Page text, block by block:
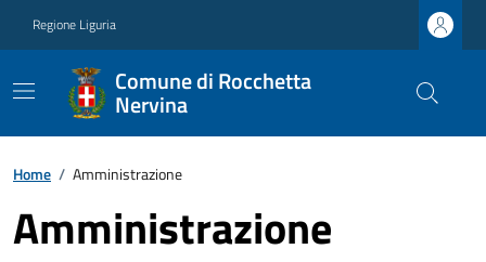
Regione Liguria
Comune di Rocchetta
Nervina
Home / Amministrazione
Amministrazione